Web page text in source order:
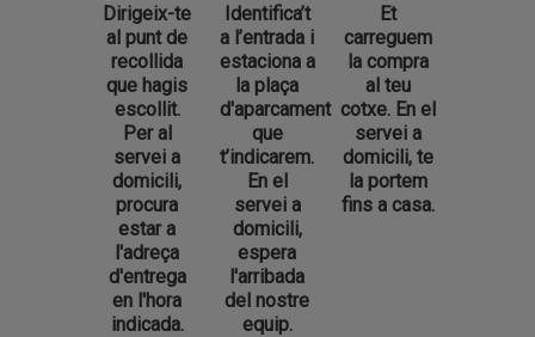
Dirigeix-te
al punt de
recollida
que hagis
escollit.
Per al
servei a
domicili,
procura
estar a
l'adreça
d'entrega
en l'hora
indicada.
Identifica’t
a l’entrada i
estaciona a
la plaça
d'aparcament
que
t’indicarem.
En el
servei a
domicili,
espera
l'arribada
del nostre
equip.
Et
carreguem
la compra
al teu
cotxe. En el
servei a
domicili, te
la portem
fins a casa.